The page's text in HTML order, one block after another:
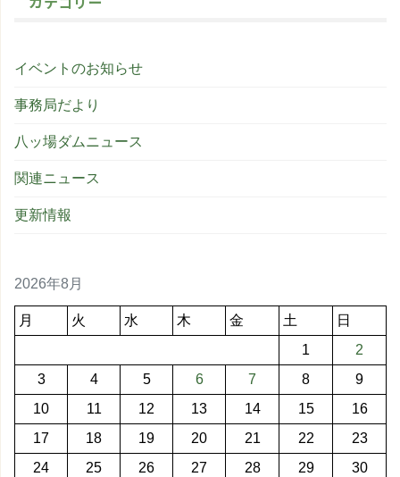
イベントのお知らせ
事務局だより
八ッ場ダムニュース
関連ニュース
更新情報
2026年8月
月 火 水 木 金 土
日
1
2
3
4 5 6 7 8
9
10
11 12 13 14 15
16
17
18 19 20 21 22
23
24
25 26 27 28 29
30